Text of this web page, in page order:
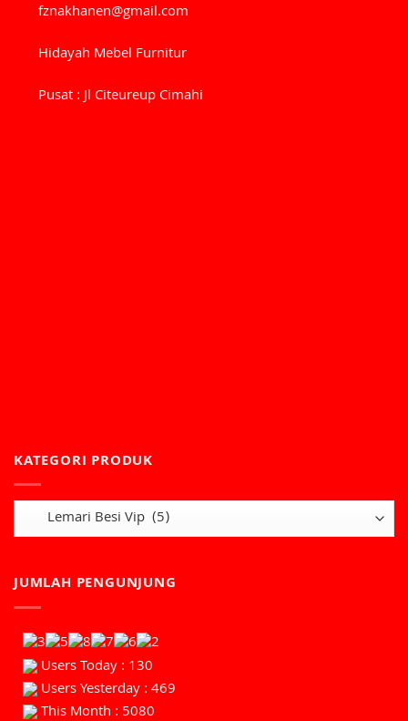
fznakhanen@gmail.com
Hidayah Mebel Furnitur
Pusat : Jl Citeureup Cimahi
KATEGORI PRODUK
JUMLAH PENGUNJUNG
Users Today : 130
Users Yesterday : 469
This Month : 5080